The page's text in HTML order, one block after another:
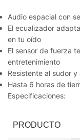
Audio espacial con
El ecualizador
en tu oído
El sensor de fuerza
entretenimiento
Resistente al sudor y
Hasta 6 horas de
Especificaciones:
PRODUCTO